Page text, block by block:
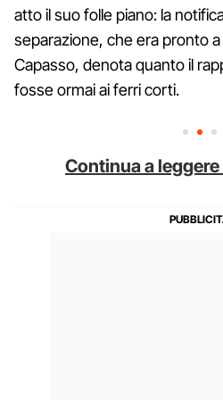
atto il suo folle piano: la
separazione, che era pronto
Capasso, denota quanto il
fosse ormai ai ferri corti.
Continua a